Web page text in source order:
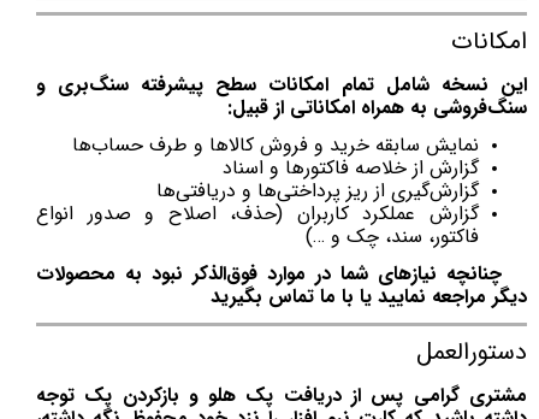
امکانات
این نسخه شامل تمام امکانات سطح پیشرفته سنگ‌بری و
سنگ‌فروشی به همراه امکاناتی از قبیل:
نمایش سابقه خرید و فروش کالاها و طرف حساب‌ها
گزارش از خلاصه فاکتورها و اسناد
گزارش‌گیری از ریز پرداختی‌ها و دریافتی‌ها
گزارش عملکرد کاربران (حذف، اصلاح و صدور انواع
فاکتور، سند، چک و …)
چنانچه نیازهای شما در موارد فوق‌الذکر نبود به محصولات
دیگر مراجعه نمایید یا با ما تماس بگیرید
دستورالعمل
مشتری گرامی پس از دریافت پک هلو و بازکردن پک توجه